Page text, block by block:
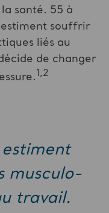
santé. 55 à
estiment souffrir
liés au
de changer
1,2
estiment
musculo-
travail.